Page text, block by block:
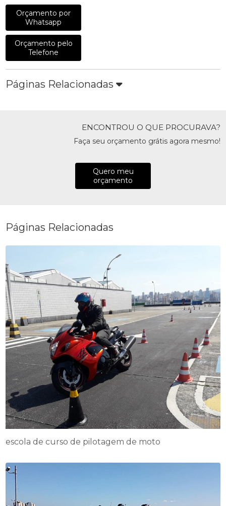
Orçamento por
Whatsapp
Orçamento pelo
Telefone
Páginas Relacionadas
ENCONTROU O QUE PROCURAVA?
Faça seu orçamento grátis agora mesmo!
Quero meu
orçamento
Páginas Relacionadas
escola de curso de pilotagem de moto